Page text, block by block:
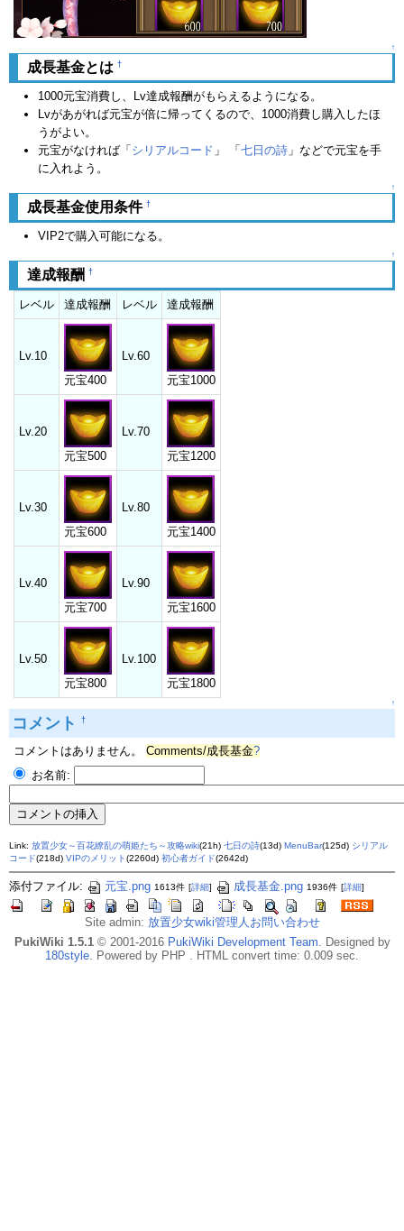
↑
成長基金とは †
1000元宝消費し、Lv達成報酬がもらえるようになる。
Lvがあがれば元宝が倍に帰ってくるので、1000消費し購入したほ
うがよい。
元宝がなければ「 シリアルコード 」 「 七日の詩 」などで元宝を手
に入れよう。
↑
成長基金使用条件 †
VIP2で購入可能になる。
↑
達成報酬 †
レベル 達成報酬 レベル 達成報酬
Lv.10
元宝400
Lv.60
元宝1000
Lv.20
元宝500
Lv.70
元宝1200
Lv.30
元宝600
Lv.80
元宝1400
Lv.40
元宝700
Lv.90
元宝1600
Lv.50
元宝800
Lv.100
元宝1800
↑
コメント †
コメントはありません。 Comments/成長基金?
お名前:
Link: 放置少女～百花繚乱の萌姫たち～攻略wiki(21h) 七日の詩(13d) MenuBar(125d) シリアル
コード(218d) VIPのメリット(2260d) 初心者ガイド(2642d)
添付ファイル: 元宝.png 1613件 [詳細] 成長基金.png 1936件 [詳細]
Site admin: 放置少女wiki管理人お問い合わせ
PukiWiki 1.5.1© 2001-2016 PukiWiki Development Team. Designed by
180style. Powered by PHP . HTML convert time: 0.009 sec.